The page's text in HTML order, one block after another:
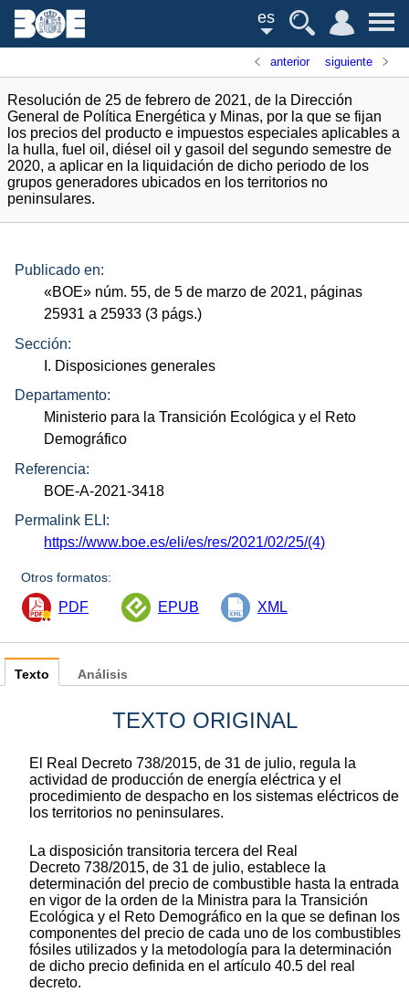
es
anterior siguiente
Resolución de 25 de febrero de 2021, de la Dirección
General de Política Energética y Minas, por la que se fijan
los precios del producto e impuestos especiales aplicables a
la hulla, fuel oil, diésel oil y gasoil del segundo semestre de
2020, a aplicar en la liquidación de dicho periodo de los
grupos generadores ubicados en los territorios no
peninsulares.
Publicado en:
«BOE» núm. 55, de 5 de marzo de 2021, páginas
25931 a 25933 (3 págs.)
Sección:
I. Disposiciones generales
Departamento:
Ministerio para la Transición Ecológica y el Reto
Demográfico
Referencia:
BOE-A-2021-3418
Permalink ELI:
https://www.boe.es/eli/es/res/2021/02/25/(4)
Otros formatos:
PDF EPUB XML
Texto
TEXTO ORIGINAL
El Real Decreto 738/2015, de 31 de julio, regula la
actividad de producción de energía eléctrica y el
procedimiento de despacho en los sistemas eléctricos de
los territorios no peninsulares.
La disposición transitoria tercera del Real
Decreto 738/2015, de 31 de julio, establece la
determinación del precio de combustible hasta la entrada
en vigor de la orden de la Ministra para la Transición
Ecológica y el Reto Demográfico en la que se definan los
componentes del precio de cada uno de los combustibles
fósiles utilizados y la metodología para la determinación
de dicho precio definida en el artículo 40.5 del real
decreto.
Análisis